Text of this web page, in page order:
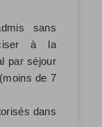
sans
à la
par séjour
de 7
dans